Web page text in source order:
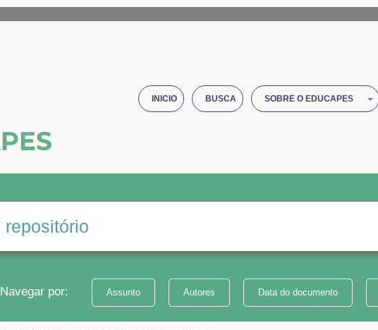
INICIO BUSCA SOBRE O EDUCAPES
Navegar por: Assunto Autores Data do documento